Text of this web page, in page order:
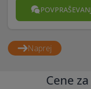
Naprej
Cene